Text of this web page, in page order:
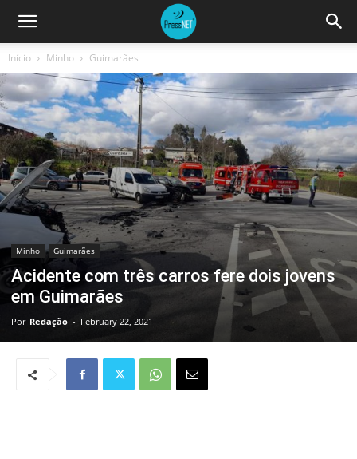
Início Minho Guimarães
Minho Guimarães
Acidente com três carros fere dois jovens
em Guimarães
Por Redação - February 22, 2021